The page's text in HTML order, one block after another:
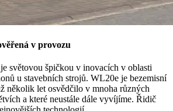
v provozu
světovou špičkou v inovacích v oblasti
u stavebních strojů. WL20e je bezemisní
několik let osvědčilo v mnoha různých
a které neustále dále vyvíjíme. Řidič